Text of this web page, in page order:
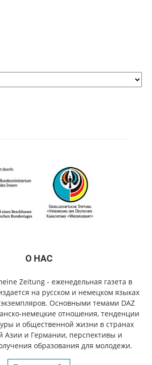
О НАС
Zeitung - еженедельная газета в
на русском и немецком языках
Основными темами DAZ
немецкие отношения, тенденции
и общественной жизни в странах
Азии и Германии, перспективы и
образования для молодежи.